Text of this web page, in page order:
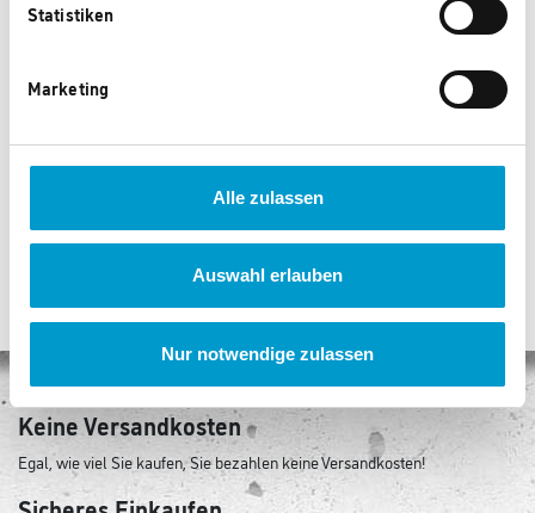
Statistiken
Marketing
Alle zulassen
Auswahl erlauben
Nur notwendige zulassen
Baden
https://
frank.de
Keine Versandkosten
Egal, wie viel Sie kaufen, Sie bezahlen keine Versandkosten!